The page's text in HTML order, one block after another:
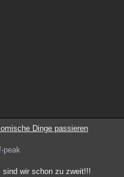
Dinge passieren
peak
sind wir schon zu zweit!!!